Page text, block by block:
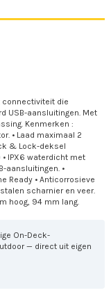
die
USB-aansluitingen. Met
Kenmerken :
• Laad maximaal 2
& Lock-deksel
IPX6 waterdicht met
aansluitingen. •
Ready • Anticorrosieve
scharnier en veer.
hoog, 94 mm lang.
On-Deck-
— direct uit eigen